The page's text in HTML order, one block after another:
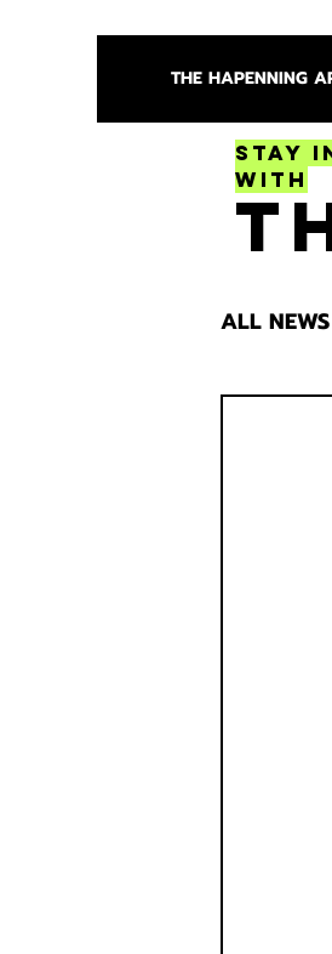
THE HAPENNING
Stay
With
ALL NEWS